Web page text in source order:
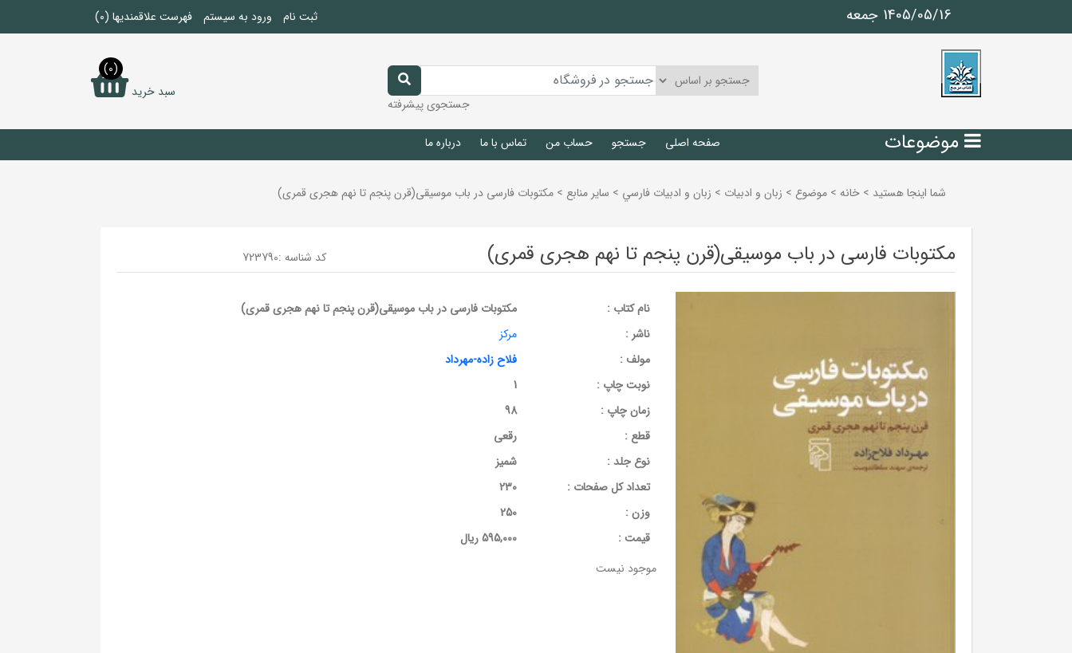
1405/05/16 جمعه ثبت نام ورود به سیستم فهرست علاقمندیها (0)
جستجوی پیشرفته
سبد خرید
(0)
موضوعات صفحه اصلی جستجو حساب من تماس با ما درباره ما
شما اینجا هستید > خانه > موضوع > زبان و ادبيات > زبان و ادبيات فارسي > ساير منابع > مکتوبات فارسی در باب موسیقی(قرن پنجم تا نهم هجری قمری)
مکتوبات فارسی در باب موسیقی(قرن پنجم تا نهم هجری قمری) کد شناسه :723790
نام کتاب :
مکتوبات فارسی در باب موسیقی(قرن پنجم تا نهم هجری قمری)
ناشر :
مرکز
مولف :
فلاح زاده-مهرداد
نوبت چاپ :
1
زمان چاپ :
98
قطع :
رقعی
نوع جلد :
شمیز
تعداد کل صفحات :
230
وزن :
250
قيمت :
595,000 ریال
موجود نیست